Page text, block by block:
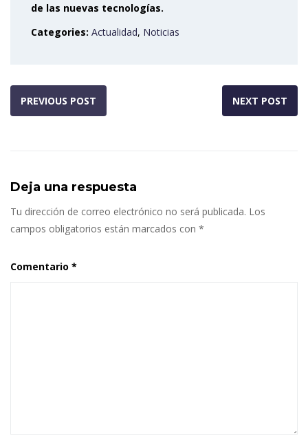
de las nuevas tecnologías.
Categories: Actualidad, Noticias
PREVIOUS POST NEXT POST
Deja una respuesta
Tu dirección de correo electrónico no será publicada. Los
campos obligatorios están marcados con *
Comentario *